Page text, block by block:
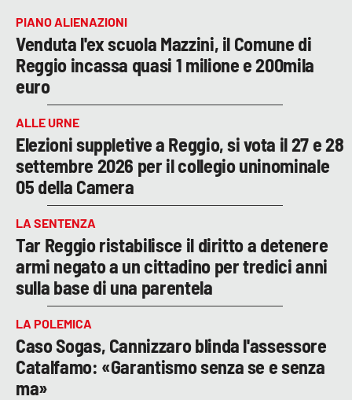
PIANO ALIENAZIONI
Venduta l'ex scuola Mazzini, il Comune di
Reggio incassa quasi 1 milione e 200mila
euro
ALLE URNE
Elezioni suppletive a Reggio, si vota il 27 e 28
settembre 2026 per il collegio uninominale
05 della Camera
LA SENTENZA
Tar Reggio ristabilisce il diritto a detenere
armi negato a un cittadino per tredici anni
sulla base di una parentela
LA POLEMICA
Caso Sogas, Cannizzaro blinda l'assessore
Catalfamo: «Garantismo senza se e senza
ma»